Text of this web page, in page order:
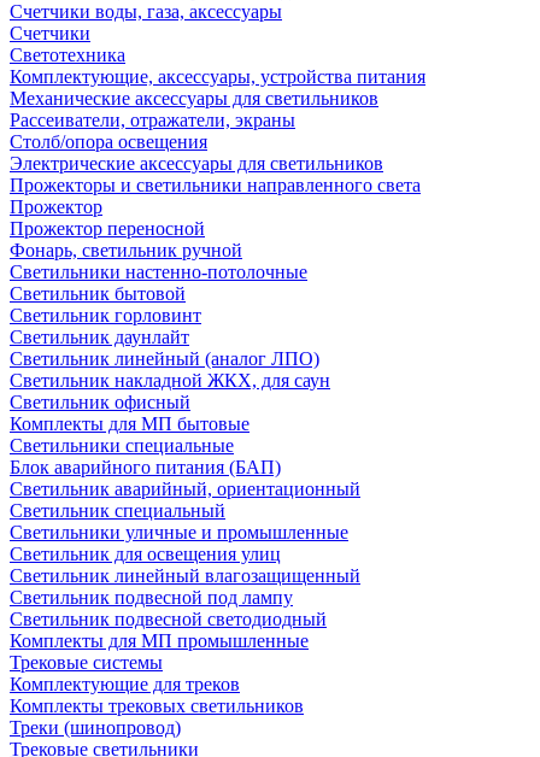
Счетчики воды, газа, аксессуары
Счетчики
Светотехника
Комплектующие, аксессуары, устройства питания
Механические аксессуары для светильников
Рассеиватели, отражатели, экраны
Столб/опора освещения
Электрические аксессуары для светильников
Прожекторы и светильники направленного света
Прожектор
Прожектор переносной
Фонарь, светильник ручной
Светильники настенно-потолочные
Светильник бытовой
Светильник горловинт
Светильник даунлайт
Светильник линейный (аналог ЛПО)
Светильник накладной ЖКХ, для саун
Светильник офисный
Комплекты для МП бытовые
Светильники специальные
Блок аварийного питания (БАП)
Светильник аварийный, ориентационный
Светильник специальный
Светильники уличные и промышленные
Светильник для освещения улиц
Светильник линейный влагозащищенный
Светильник подвесной под лампу
Светильник подвесной светодиодный
Комплекты для МП промышленные
Трековые системы
Комплектующие для треков
Комплекты трековых светильников
Треки (шинопровод)
Трековые светильники